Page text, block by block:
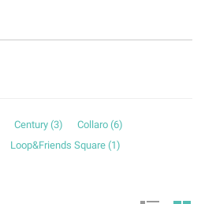
Century (3) Collaro (6)
Loop&Friends Square (1)